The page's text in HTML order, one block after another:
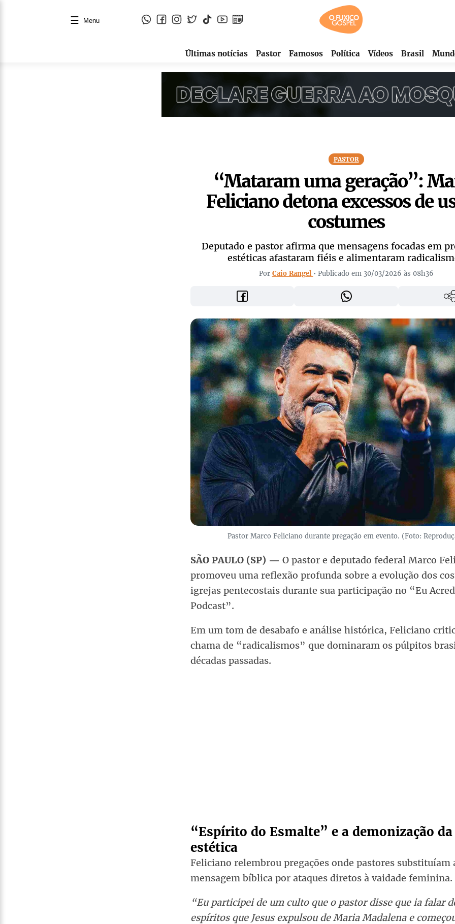
☰ Menu
Últimas notícias Pastor Famosos Política Vídeos Brasil
PASTOR
“Mataram uma geração”:
Feliciano detona excessos de
costumes
Deputado e pastor afirma que mensagens focadas em
estéticas afastaram fiéis e alimentaram
Por Caio Rangel • Publicado em 30/03/2026 às 08h36
Pastor Marco Feliciano durante pregação em evento. (Foto:
SÃO PAULO (SP) — O pastor e deputado federal Marco
promoveu uma reflexão profunda sobre a evolução dos
igrejas pentecostais durante sua participação no “Eu
Podcast”.
Em um tom de desabafo e análise histórica, Feliciano
chama de “radicalismos” que dominaram os púlpitos
décadas passadas.
“Espírito do Esmalte” e a demonização da
estética
Feliciano relembrou pregações onde pastores substituíam
mensagem bíblica por ataques diretos à vaidade feminina.
“Eu participei de um culto que o pastor disse que ia falar
espíritos que Jesus expulsou de Maria Madalena e